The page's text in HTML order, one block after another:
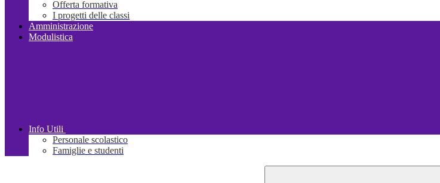
Offerta formativa
I progetti delle classi
Amministrazione
Modulistica
Info Utili
Personale scolastico
Famiglie e studenti